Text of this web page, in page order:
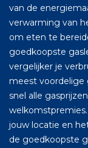
van de
verwarming van
om eten te
goedkoopste
vergelijker je
meest voordelige
snel alle
jouw locatie en
de goedkoopste